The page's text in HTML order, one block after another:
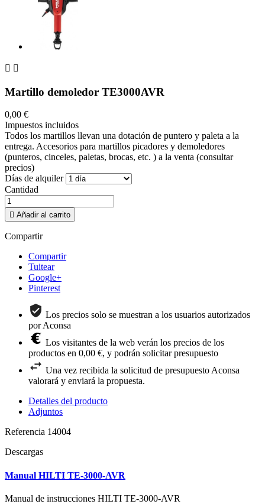
 
Martillo demoledor TE3000AVR
0,00 €
Impuestos incluidos
Todos los martillos llevan una dotación de puntero y paleta a la
entrega. Accesorios para martillos picadores y demoledores
(punteros, cinceles, paletas, brocas, etc. ) a la venta (consultar
precios)
Días de alquiler
Cantidad
 Añadir al carrito
Compartir
Compartir
Tuitear
Google+
Pinterest
Los precios solo se muestran a los usuarios autorizados
por Aconsa
Los visitantes de la web verán los precios de los
productos en 0,00 €, y podrán solicitar presupuesto
Una vez recibida la solicitud de presupuesto Aconsa
valorará y enviará la propuesta.
Detalles del producto
Adjuntos
Referencia 14004
Descargas
Manual HILTI TE-3000-AVR
Manual de instrucciones HILTI TE-3000-AVR